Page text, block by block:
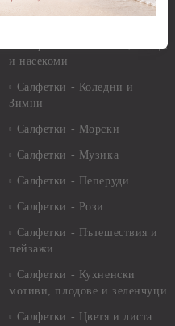
Салфетки - Детски
Салфетки - Животни, птици
и насекоми
Салфетки - Коледни и
Зимни
Салфетки - Морски
Салфетки - Музика
Салфетки - Пеперуди
Салфетки - Рози
Салфетки - Пътешествия и
пейзажи
Салфетки - Кухненски
мотиви, плодове и зеленчуци
Салфетки - Цветя и листа